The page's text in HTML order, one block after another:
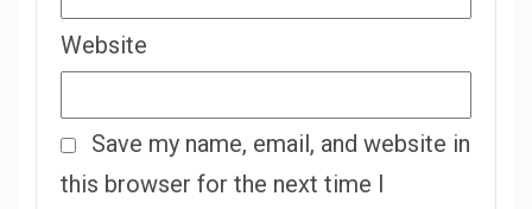
Website
Save my name, email, and website in
this browser for the next time I